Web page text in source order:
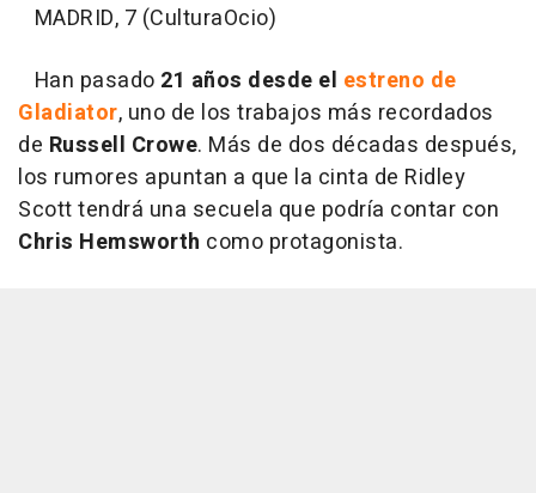
MADRID, 7 (CulturaOcio)
Han pasado 21 años desde el estreno de
Gladiator, uno de los trabajos más recordados
de Russell Crowe. Más de dos décadas después,
los rumores apuntan a que la cinta de Ridley
Scott tendrá una secuela que podría contar con
Chris Hemsworth como protagonista.